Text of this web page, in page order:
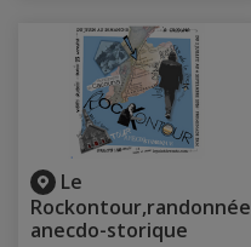
Le
Rockontour,randonnée
anecdo-storique